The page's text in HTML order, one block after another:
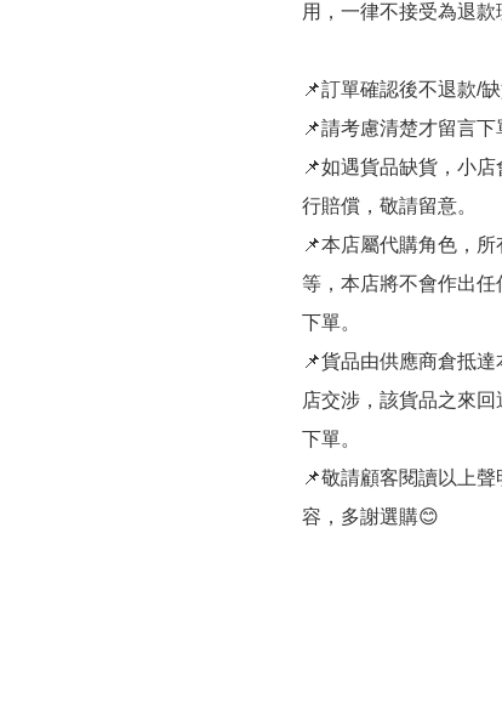
用，一律不接受為退款
📌訂單確認後不退款/缺
📌請考慮清楚才留言下
📌如遇貨品缺貨，小
行賠償，敬請留意。
📌本店屬代購角色，
等，本店將不會作出
下單。
📌貨品由供應商倉抵
店交涉，該貨品之來
下單。
📌敬請顧客閱讀以上
容，多謝選購😊